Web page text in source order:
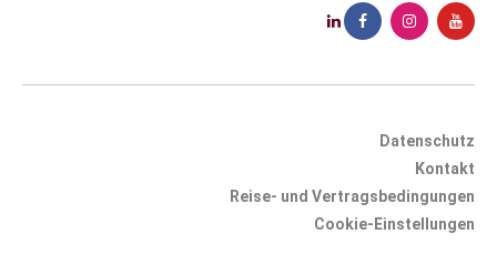
Datenschutz
Kontakt
Reise- und Vertragsbedingungen
Cookie-Einstellungen